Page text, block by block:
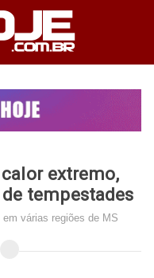
extremo,
tempestades
em várias regiões de MS